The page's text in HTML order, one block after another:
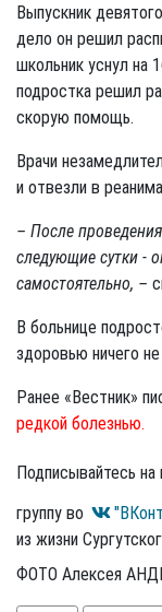
Выпускник
дело он решил
школьник уснул на
подростка решил
скорую помощь.
Врачи
и отвезли в
– После
следующие сутки -
самостоятельно, –
В больнице
здоровью ничего
Ранее «Вестник»
редкой болезнью.
Подписывайтесь на
группу во
из жизни
ФОТО Алексея